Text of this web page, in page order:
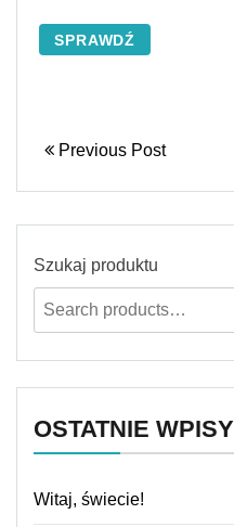
SPRAWDŹ
Previous Post
Szukaj produktu
OSTATNIE WPISY
Witaj, świecie!